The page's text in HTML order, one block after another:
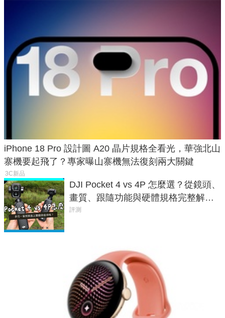
iPhone 18 Pro 設計圖 A20 晶片規格全看光，華強北山
寨機要起飛了？專家曝山寨機無法復刻兩大關鍵
3C新品
DJI Pocket 4 vs 4P 怎麼選？從鏡頭、
畫質、跟隨功能與硬體規格完整解
析，一次看懂兩台差異
評測